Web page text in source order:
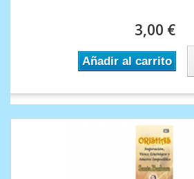
3,00 €
Añadir al carrito